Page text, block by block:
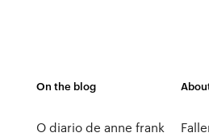
On the blog
O diario de anne frank